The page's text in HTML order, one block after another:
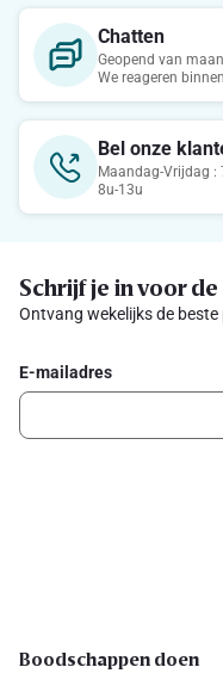
Chatten
Geopend van
We reageren
Bel onze
Maandag-Vrijdag
8u-13u
Schrijf je in voor
Ontvang wekelijks de
E-mailadres
Boodschappen doen